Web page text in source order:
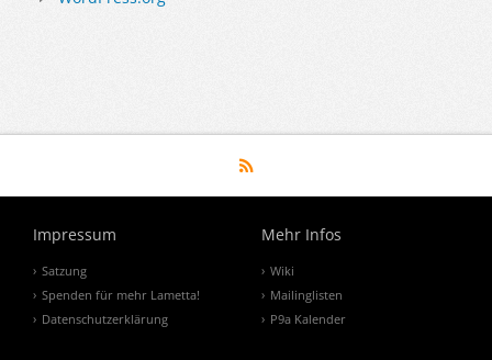
Impressum
Satzung
Spenden für mehr Lametta!
Datenschutzerklärung
Mehr Infos
Wiki
Mailinglisten
P9a Kalender